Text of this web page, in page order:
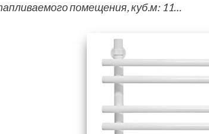
помещения, куб.м: 11…